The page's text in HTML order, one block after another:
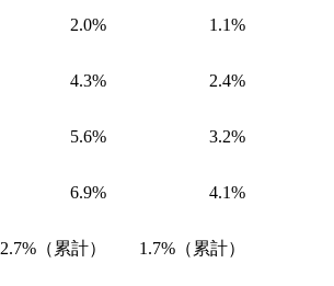
2.0% 1.1%
4.3% 2.4%
5.6% 3.2%
6.9% 4.1%
2.7%（累計） 1.7%（累計）